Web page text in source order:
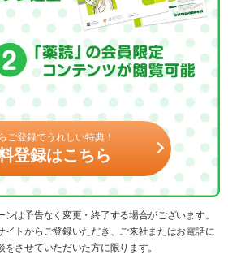
ご登録でうれしい特典！
登録はこちら
は予告なく変更・終了する場合がございます。
トからご登録いただき、ご来社またはお電話に
させていただいた方に限ります。